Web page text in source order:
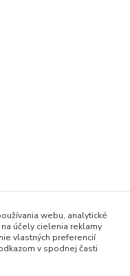
webu, analytické
účely cielenia reklamy
vlastných preferencií
v spodnej časti